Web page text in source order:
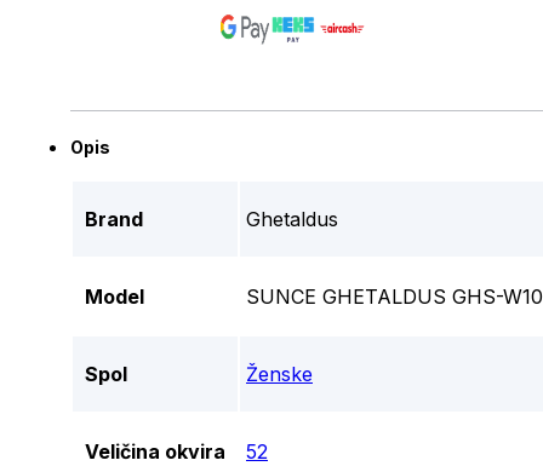
Opis
Brand Ghetaldus
Model SUNCE GHETALDUS GHS-
Spol Ženske
Veličina okvira 52